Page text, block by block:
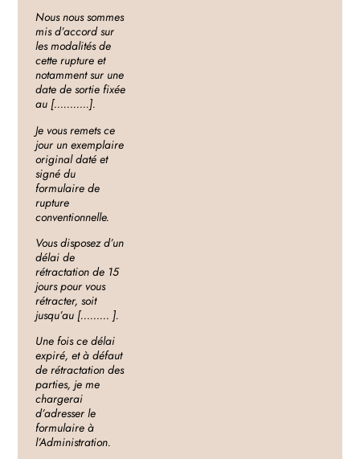
Nous nous sommes
mis d’accord sur
les modalités de
cette rupture et
notamment sur une
date de sortie fixée
au [………..].
Je vous remets ce
jour un exemplaire
original daté et
signé du
formulaire de
rupture
conventionnelle.
Vous disposez d’un
délai de
rétractation de 15
jours pour vous
rétracter, soit
jusqu’au [……… ].
Une fois ce délai
expiré, et à défaut
de rétractation des
parties, je me
chargerai
d’adresser le
formulaire à
l’Administration.